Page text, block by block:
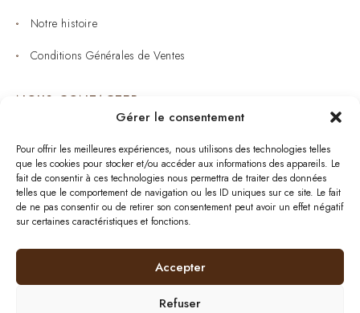
Gérer le consentement
Pour offrir les meilleures expériences, nous utilisons des technologies telles
que les cookies pour stocker et/ou accéder aux informations des appareils. Le
fait de consentir à ces technologies nous permettra de traiter des données
telles que le comportement de navigation ou les ID uniques sur ce site. Le fait
de ne pas consentir ou de retirer son consentement peut avoir un effet négatif
sur certaines caractéristiques et fonctions.
Accepter
Refuser
Notre histoire
Conditions Générales de Ventes
NOUS CONTACTER
Bijouterie : 05 53 53 64 11
Mardi au Samedi: 09:00 - 19:00
bijouterie.lavergne@orange.fr
| © 2024BurdiWeb